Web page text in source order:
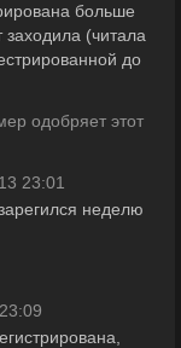
больше
заходила (читала
до
одобряет этот
23:01
неделю